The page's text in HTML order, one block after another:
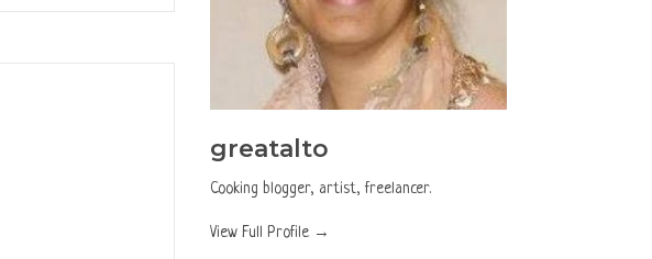
greatalto
Cooking blogger, artist, freelancer.
View Full Profile →